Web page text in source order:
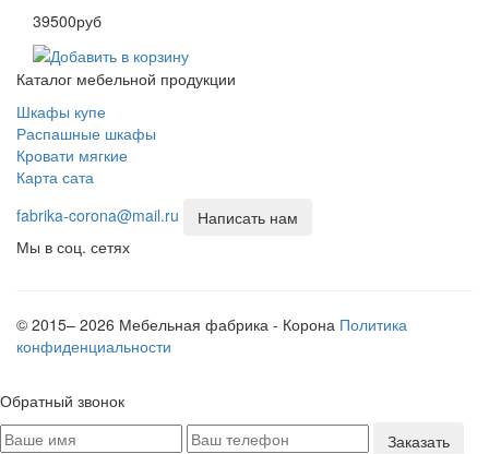
39500руб
Каталог мебельной продукции
Шкафы купе
Распашные шкафы
Кровати мягкие
Карта сата
fabrika-corona@mail.ru
Написать нам
Мы в соц. сетях
© 2015– 2026 Мебельная фабрика - Корона Политика
конфиденциальности
Обратный звонок
Заказать